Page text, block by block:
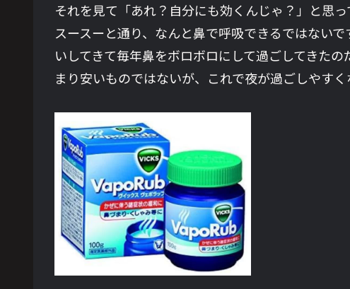
それを見て「あれ？自分にも効くんじゃ？」と思
スースーと通り、なんと鼻で呼吸できるではない
いしてきて毎年鼻をボロボロにして過ごしてきた
まり安いものではないが、これで夜が過ごしやす